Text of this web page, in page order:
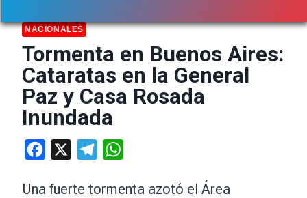
NACIONALES
Tormenta en Buenos Aires:
Cataratas en la General
Paz y Casa Rosada
Inundada
Facebook Telegram
Una fuerte tormenta azotó el Área